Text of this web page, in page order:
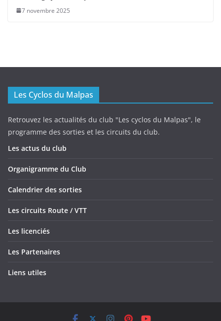
7 novembre 2025
Les Cyclos du Malpas
Retrouvez les actualités du club "Les cyclos du Malpas", le
programme des sorties et les circuits du club.
Les actus du club
Organigramme du Club
Calendrier des sorties
Les circuits Route / VTT
Les licenciés
Les Partenaires
Liens utiles